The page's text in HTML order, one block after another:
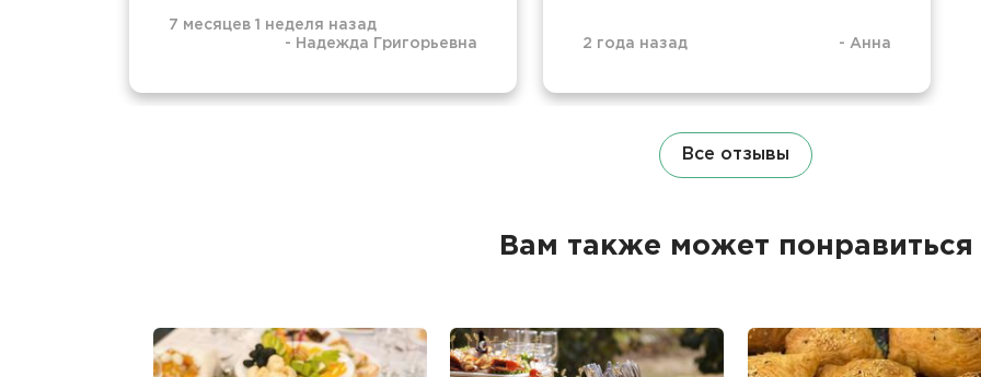
7 месяцев 1 неделя назад
- Надежда Григорьевна 2 года назад - Анна
Все отзывы
Вам также может понравиться